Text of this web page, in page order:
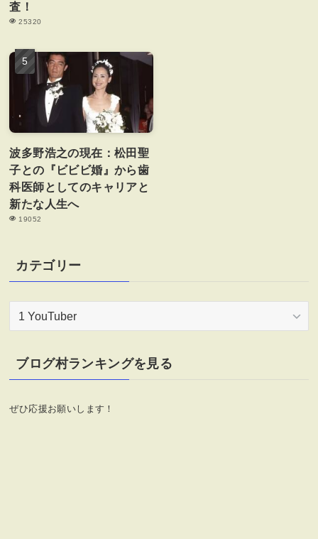
査！
25320
波多野浩之の現在：松田聖
子との『ビビビ婚』から歯
科医師としてのキャリアと
新たな人生へ
19052
カテゴリー
リ
ー
ブログ村ランキングを見る
ぜひ応援お願いします！